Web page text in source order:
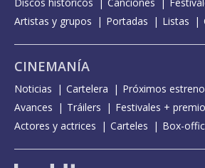
Artistas y grupos
Portadas Listas
CINEMANÍA
Noticias Cartelera Próximos
Avances
Tráilers
Festivales +
Actores y actrices
Carteles Box-